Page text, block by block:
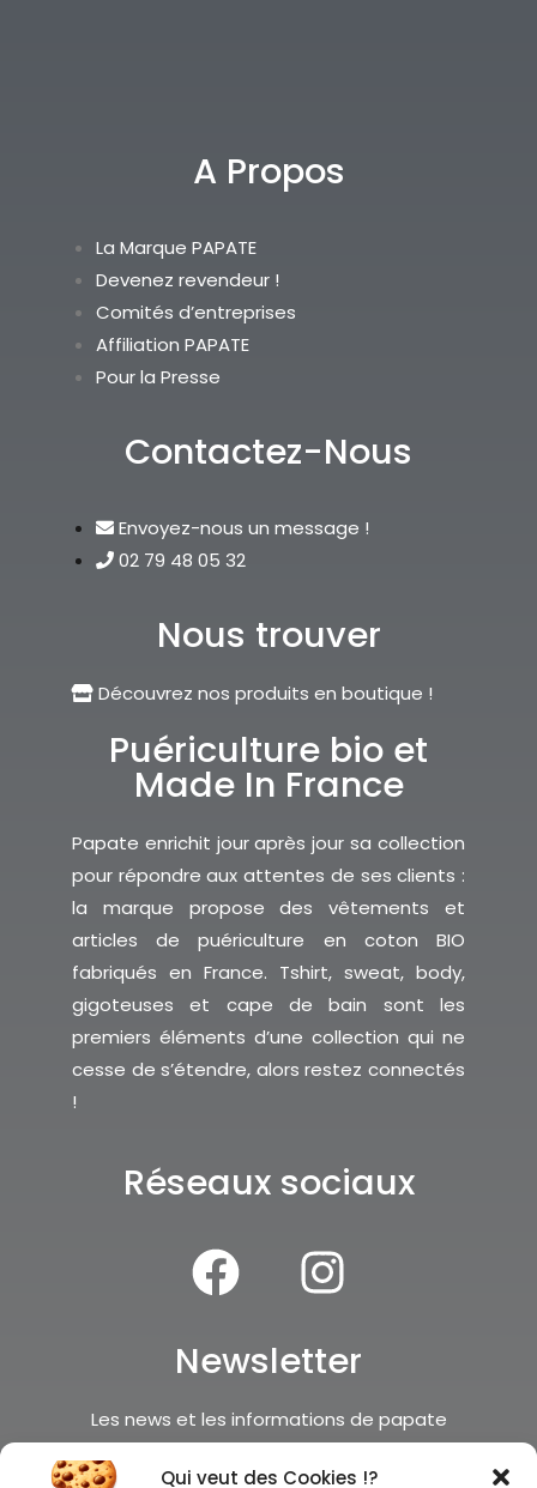
Qui veut des Cookies !?
A Propos
La Marque PAPATE
Devenez revendeur !
Comités d’entreprises
Affiliation PAPATE
Pour la Presse
Contactez-Nous
Envoyez-nous un message !
02 79 48 05 32
Nous trouver
Découvrez nos produits en boutique !
Puériculture bio et
Made In France
Papate enrichit jour après jour sa collection
pour répondre aux attentes de ses clients :
la marque propose des vêtements et
articles de puériculture en coton BIO
fabriqués en France. Tshirt, sweat, body,
gigoteuses et cape de bain sont les
premiers éléments d’une collection qui ne
cesse de s’étendre, alors restez connectés
!
Réseaux sociaux
Newsletter
Les news et les informations de papate
c’est par ici